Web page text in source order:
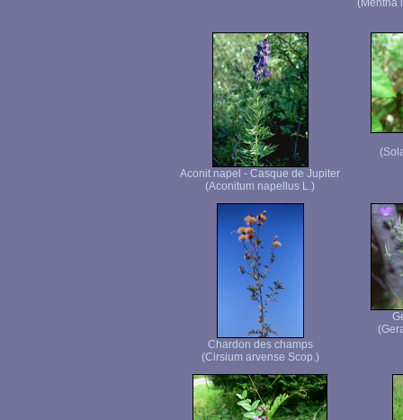
(Mentha
Aconit napel - Casque de Jupiter
(Aconitum napellus L.)
Chardon des champs
(Cirsium arvense Scop.)